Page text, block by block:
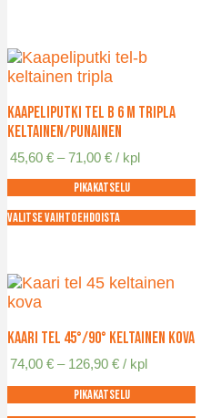
useampi
muunnelma.
Voit
tehdä
valinnat
tuotteen
sivulla.
Kaapeliputki TEL B 6 m tripla
keltainen/punainen
45,60€ – 71,00€Hintaluokka:
-
/ kpl
Pikakatselu
Valitse vaihtoehdoista
on
useampi
muunnelma.
Voit
tehdä
valinnat
tuotteen
sivulla.
Kaari TEL 45°/90° keltainen kova
74,00€ – 126,90€Hintaluokka:
-
/ kpl
Pikakatselu